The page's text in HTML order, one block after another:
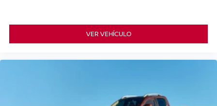
VER VEHÍCULO